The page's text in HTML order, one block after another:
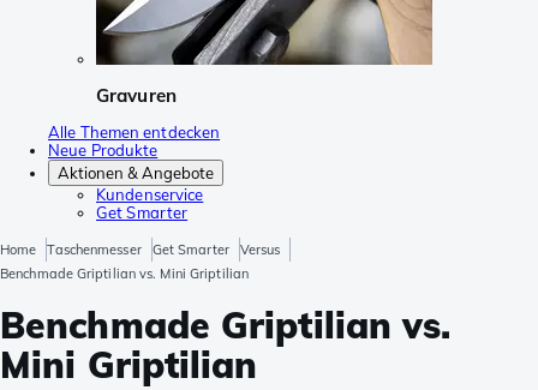
Gravuren
Alle Themen entdecken
Neue Produkte
Aktionen & Angebote
Kundenservice
Get Smarter
Home Taschenmesser Get Smarter
Versus
Benchmade Griptilian vs. Mini Griptilian
Benchmade Griptilian vs.
Mini Griptilian